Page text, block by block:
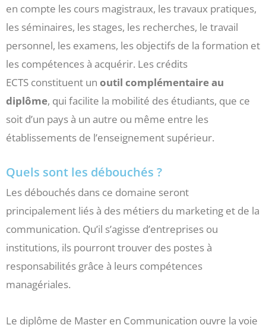
en compte les cours magistraux, les travaux pratiques,
les séminaires, les stages, les recherches, le travail
personnel, les examens, les objectifs de la formation et
les compétences à acquérir. Les crédits
ECTS constituent un outil complémentaire au
diplôme, qui facilite la mobilité des étudiants, que ce
soit d’un pays à un autre ou même entre les
établissements de l’enseignement supérieur.
Quels sont les débouchés ?
Les débouchés dans ce domaine seront
principalement liés à des métiers du marketing et de la
communication. Qu’il s’agisse d’entreprises ou
institutions, ils pourront trouver des postes à
responsabilités grâce à leurs compétences
managériales.
Le diplôme de Master en Communication ouvre la voie